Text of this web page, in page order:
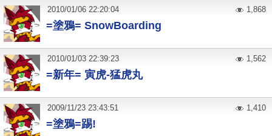
=塗鴉= SnowBoarding
2010/01/06 22:20:04 1,868
=新年= 寅虎-猛虎丸
2010/01/03 22:39:23 1,562
=塗鴉=踢!
2009/11/23 23:43:51 1,410